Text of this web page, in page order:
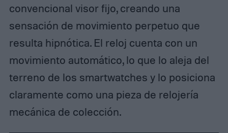
convencional visor fijo, creando una
sensación de movimiento perpetuo que
resulta hipnótica. El reloj cuenta con un
movimiento automático, lo que lo aleja del
terreno de los smartwatches y lo posiciona
claramente como una pieza de relojería
mecánica de colección.